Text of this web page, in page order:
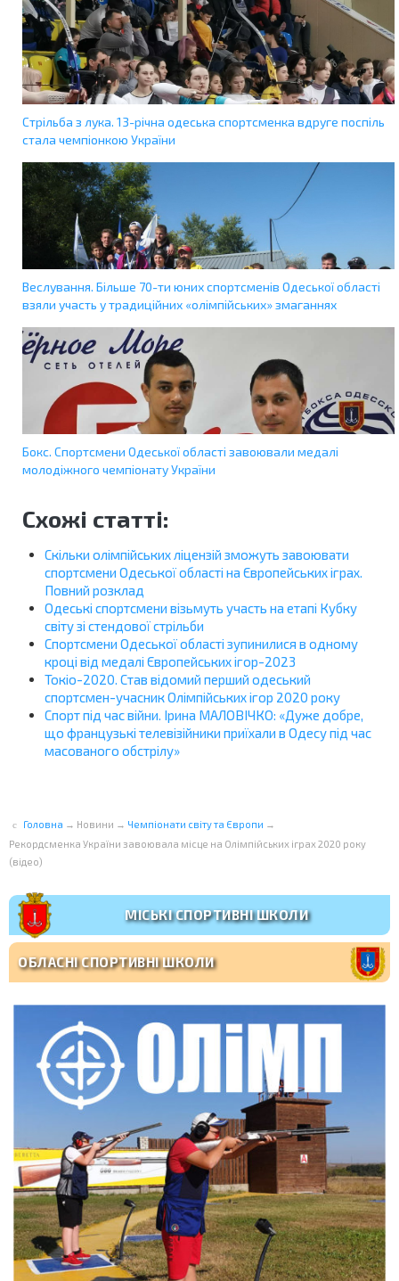
Стрільба з лука. 13-річна одеська спортсменка вдруге поспіль
стала чемпіонкою України
Веслування. Більше 70-ти юних спортсменів Одеської області
взяли участь у традиційних «олімпійських» змаганнях
Бокс. Спортсмени Одеської області завоювали медалі
молодіжного чемпіонату України
Схожі статті:
Скільки олімпійських ліцензій зможуть завоювати
спортсмени Одеської області на Європейських іграх.
Повний розклад
Одеські спортсмени візьмуть участь на етапі Кубку
світу зі стендової стрільби
Спортсмени Одеської області зупинилися в одному
кроці від медалі Європейських ігор-2023
Токіо-2020. Став відомий перший одеський
спортсмен-учасник Олімпійських ігор 2020 року
Спорт під час війни. Ірина МАЛОВІЧКО: «Дуже добре,
що французькі телевізійники приїхали в Одесу під час
масованого обстрілу»
Головна → Новини → Чемпіонати світу та Європи →
Рекордсменка України завоювала місце на Олімпійських іграх 2020 року
(відео)
МІСЬКІ СПОРТИВНІ ШКОЛИ
ОБЛАСНІ СПОРТИВНІ ШКОЛИ